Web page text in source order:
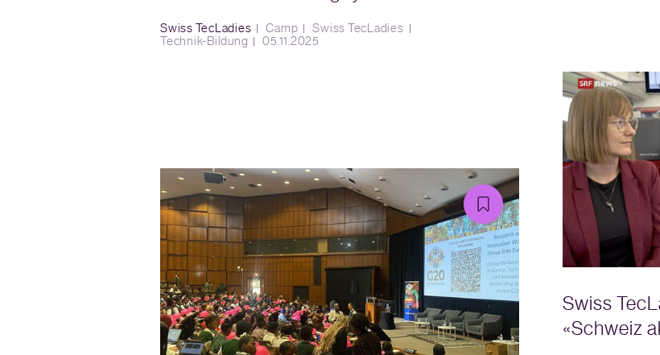
Swiss TecLadies Camp
Swiss TecLadies
Technik-Bildung
05.11.2025
Swiss
«Schweiz